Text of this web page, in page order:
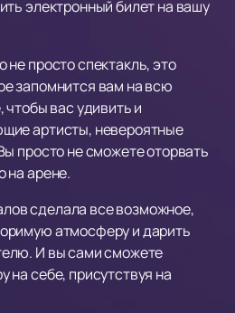
электронный билет на вашу
не просто спектакль, это
запомнится вам на всю
вас удивить и
артисты, невероятные
просто не сможете оторвать
на арене.
сделала все возможное,
атмосферу и дарить
И вы сами сможете
на себе, присутствуя на